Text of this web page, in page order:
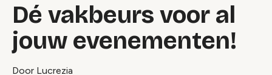
Dé vakbeurs voor al
jouw evenementen!
Door Lucrezia